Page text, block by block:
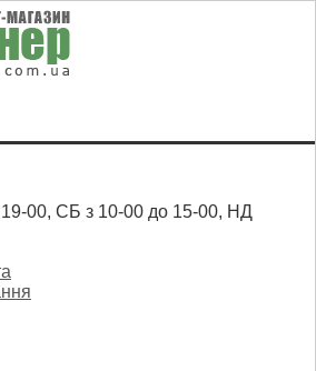
00, СБ з 10-00 до 15-00, НД